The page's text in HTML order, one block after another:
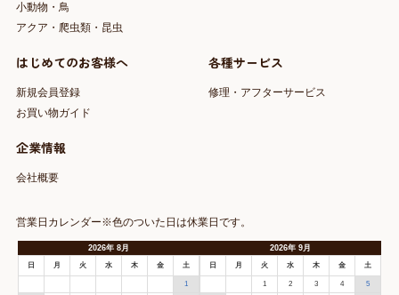
小動物・鳥
アクア・爬虫類・昆虫
はじめてのお客様へ
新規会員登録
お買い物ガイド
各種サービス
修理・アフターサービス
企業情報
会社概要
営業日カレンダー※色のついた日は休業日です。
2026年 8月
日 月 火 水 木 金 土
1
2026年9月
日 月 火 水 木 金 土
1 2 3 4 5